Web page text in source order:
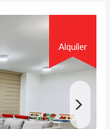
Alquiler